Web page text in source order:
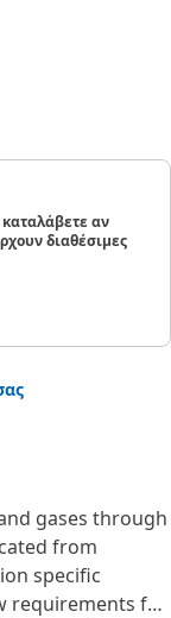
αν
διαθέσιμες
gases through
from
specific
requirements for